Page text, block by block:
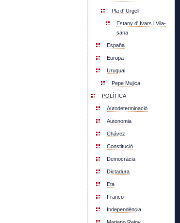
Pla d' Urgell
Estany d' Ivars i Vila-
sana
España
Europa
Uruguai
Pepe Mujica
POLÍTICA
Autodeterminació
Autonomia
Chávez
Constitució
Democràcia
Dictadura
Eta
Franco
Independència